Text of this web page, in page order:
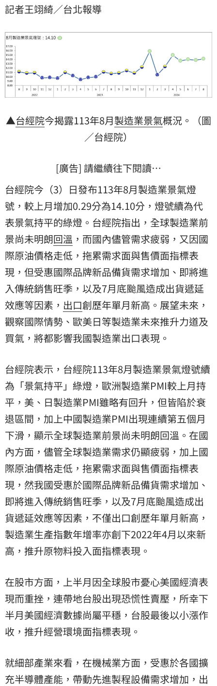
記者王翊綺／台北報導
▲台經院今揭露113年8月製造業景氣概況。（圖
／台經院）
[廣告] 請繼續往下閱讀…
台經院今（3）日發布113年8月製造業景氣燈
號，較上月增加0.29分為14.10分，燈號續為代
表景氣持平的綠燈。台經院指出，全球製造業前
景尚未明朗回溫 ，而國內儘管需求疲弱，又因國
際原油價格走低，拖累需求面與售價面指標表
現，但受惠國際品牌新品備貨需求增加、即將進
入傳統銷售旺季，以及7月底颱風造成出貨遞延
效應等因素， 出口創歷年單月新高。展望未來，
觀察國際情勢、歐美日等製造業未來推升力道及
買氣，將都影響我國製造業出口表現。
台經院表示，台經院113年8月製造業景氣燈號續
為「景氣持平」綠燈，歐洲製造業PMI較上月持
平，美、日製造業PMI雖略有回升，但皆陷於衰
退區間，加上中國製造業PMI出現連續第五個月
下滑，顯示全球製造業前景尚未明朗回溫。在國
內方面，儘管全球製造業需求仍顯疲弱，加上國
際原油價格走低，拖累需求面與售價面指標表
現，然我國受惠於國際品牌新品備貨需求增加、
即將進入傳統銷售旺季，以及7月底颱風造成出
貨遞延效應等因素，不僅出口創歷年單月新高，
製造業生產指數年增率亦創下2022年4月以來新
高，推升原物料投入面指標表現。
在股市方面，上半月因全球股市憂心美國經濟表
現而重挫，連帶地台股出現恐慌性賣壓，所幸下
半月美國經濟數據尚屬平穩，台股最後以小漲作
收，推升經營環境面指標表現。
就細部產業來看，在機械業方面，受惠於各國擴
充半導體產能，帶動先進製程設備需求增加，出